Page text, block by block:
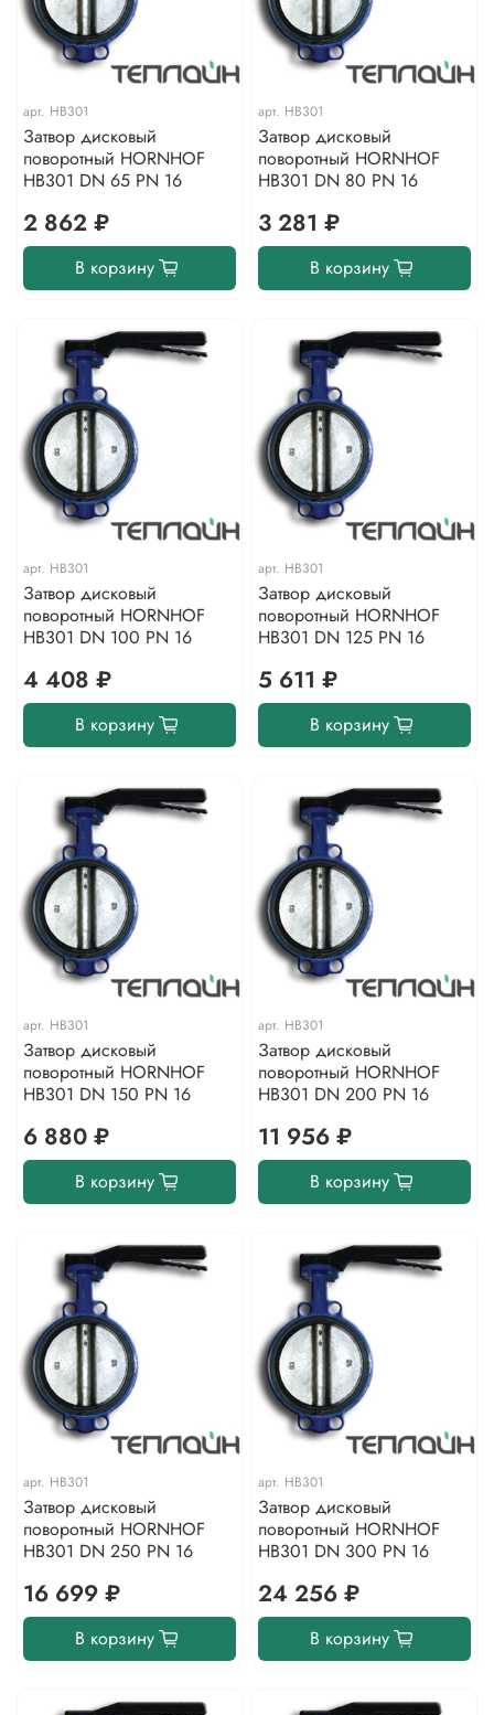
арт. HB301
Затвор дисковый
поворотный HORNHOF
HB301 DN 65 PN 16
2 862 ₽
В корзину
арт. HB301
Затвор дисковый
поворотный HORNHOF
HB301 DN 80 PN 16
3 281 ₽
В корзину
арт. HB301
Затвор дисковый
поворотный HORNHOF
HB301 DN 100 PN 16
4 408 ₽
В корзину
арт. HB301
Затвор дисковый
поворотный HORNHOF
HB301 DN 125 PN 16
5 611 ₽
В корзину
арт. HB301
Затвор дисковый
поворотный HORNHOF
HB301 DN 150 PN 16
6 880 ₽
В корзину
арт. HB301
Затвор дисковый
поворотный HORNHOF
HB301 DN 200 PN 16
11 956 ₽
В корзину
арт. HB301
Затвор дисковый
поворотный HORNHOF
HB301 DN 250 PN 16
16 699 ₽
В корзину
арт. HB301
Затвор дисковый
поворотный HORNHOF
HB301 DN 300 PN 16
24 256 ₽
В корзину